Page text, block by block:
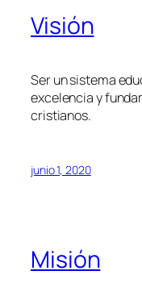
Visión
Ser un sistema
excelencia y
cristianos.
junio 1, 2020
Misión